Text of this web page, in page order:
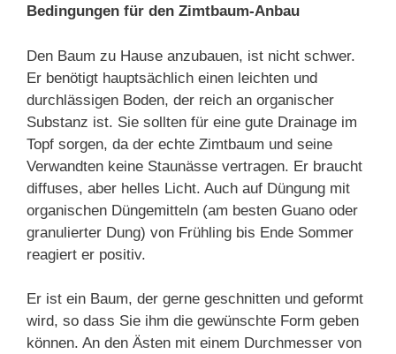
Bedingungen für den Zimtbaum-Anbau
Den Baum zu Hause anzubauen, ist nicht schwer.
Er benötigt hauptsächlich einen leichten und
durchlässigen Boden, der reich an organischer
Substanz ist. Sie sollten für eine gute Drainage im
Topf sorgen, da der echte Zimtbaum und seine
Verwandten keine Staunässe vertragen. Er braucht
diffuses, aber helles Licht. Auch auf Düngung mit
organischen Düngemitteln (am besten Guano oder
granulierter Dung) von Frühling bis Ende Sommer
reagiert er positiv.
Er ist ein Baum, der gerne geschnitten und geformt
wird, so dass Sie ihm die gewünschte Form geben
können. An den Ästen mit einem Durchmesser von